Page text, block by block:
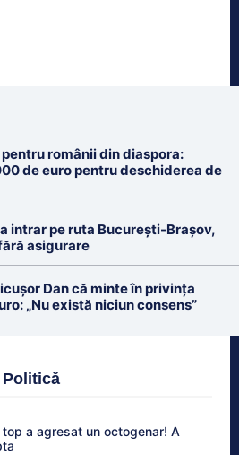
românii din diaspora:
de euro pentru deschiderea de
intrar pe ruta București-Brașov,
asigurare
Dan că minte în privința
„Nu există niciun consens”
Politică
top a agresat un octogenar! A